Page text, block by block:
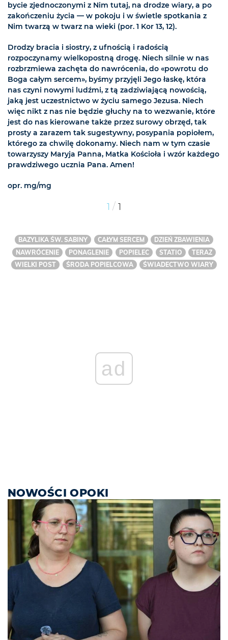
bycie zjednoczonymi z Nim tutaj, na drodze wiary, a po
zakończeniu życia — w pokoju i w świetle spotkania z
Nim twarzą w twarz na wieki (por. 1 Kor 13, 12).
Drodzy bracia i siostry, z ufnością i radością
rozpoczynamy wielkopostną drogę. Niech silnie w nas
rozbrzmiewa zachęta do nawrócenia, do «powrotu do
Boga całym sercem», byśmy przyjęli Jego łaskę, która
nas czyni nowymi ludźmi, z tą zadziwiającą nowością,
jaką jest uczestnictwo w życiu samego Jezusa. Niech
więc nikt z nas nie będzie głuchy na to wezwanie, które
jest do nas kierowane także przez surowy obrzęd, tak
prosty a zarazem tak sugestywny, posypania popiołem,
którego za chwilę dokonamy. Niech nam w tym czasie
towarzyszy Maryja Panna, Matka Kościoła i wzór każdego
prawdziwego ucznia Pana. Amen!
opr. mg/mg
1 / 1
BAZYLIKA ŚW. SABINY CAŁYM SERCEM
DZIEŃ ZBAWIENIA
NAWRÓCENIE
PONAGLENIE POPIELEC STATIO
TERAZ
WIELKI POST
ŚRODA POPIELCOWA ŚWIADECTWO WIARY
ad
NOWOŚCI OPOKI